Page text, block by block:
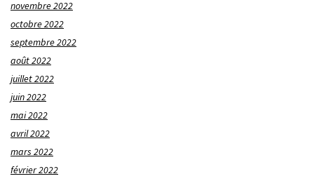
novembre 2022
octobre 2022
septembre 2022
août 2022
juillet 2022
juin 2022
mai 2022
avril 2022
mars 2022
février 2022